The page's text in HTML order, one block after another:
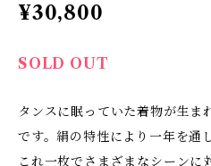
¥30,800
SOLD OUT
タンスに眠っていた着物が生ま
です。絹の特性により一年を通
これ一枚でさまざまなシーンに